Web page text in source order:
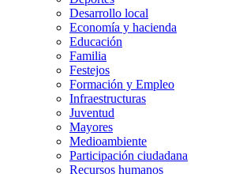
Desarrollo local
Economía y hacienda
Educación
Familia
Festejos
Formación y Empleo
Infraestructuras
Juventud
Mayores
Medioambiente
Participación ciudadana
Recursos humanos